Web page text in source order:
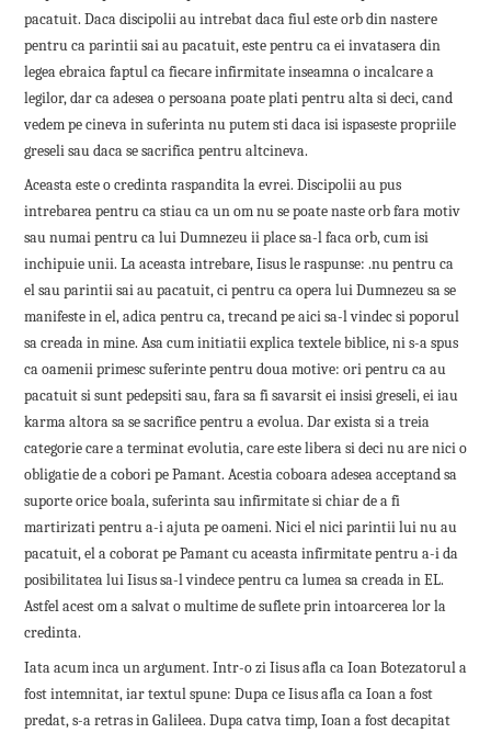
pacatuit. Daca discipolii au intrebat daca fiul este orb din nastere
pentru ca parintii sai au pacatuit, este pentru ca ei invatasera din
legea ebraica faptul ca fiecare infirmitate inseamna o incalcare a
legilor, dar ca adesea o persoana poate plati pentru alta si deci, cand
vedem pe cineva in suferinta nu putem sti daca isi ispaseste propriile
greseli sau daca se sacrifica pentru altcineva.
Aceasta este o credinta raspandita la evrei. Discipolii au pus
intrebarea pentru ca stiau ca un om nu se poate naste orb fara motiv
sau numai pentru ca lui Dumnezeu ii place sa-l faca orb, cum isi
inchipuie unii. La aceasta intrebare, Iisus le raspunse: .nu pentru ca
el sau parintii sai au pacatuit, ci pentru ca opera lui Dumnezeu sa se
manifeste in el, adica pentru ca, trecand pe aici sa-l vindec si poporul
sa creada in mine. Asa cum initiatii explica textele biblice, ni s-a spus
ca oamenii primesc suferinte pentru doua motive: ori pentru ca au
pacatuit si sunt pedepsiti sau, fara sa fi savarsit ei insisi greseli, ei iau
karma altora sa se sacrifice pentru a evolua. Dar exista si a treia
categorie care a terminat evolutia, care este libera si deci nu are nici o
obligatie de a cobori pe Pamant. Acestia coboara adesea acceptand sa
suporte orice boala, suferinta sau infirmitate si chiar de a fi
martirizati pentru a-i ajuta pe oameni. Nici el nici parintii lui nu au
pacatuit, el a coborat pe Pamant cu aceasta infirmitate pentru a-i da
posibilitatea lui Iisus sa-l vindece pentru ca lumea sa creada in EL.
Astfel acest om a salvat o multime de suflete prin intoarcerea lor la
credinta.
Iata acum inca un argument. Intr-o zi Iisus afla ca Ioan Botezatorul a
fost intemnitat, iar textul spune: Dupa ce Iisus afla ca Ioan a fost
predat, s-a retras in Galileea. Dupa catva timp, Ioan a fost decapitat